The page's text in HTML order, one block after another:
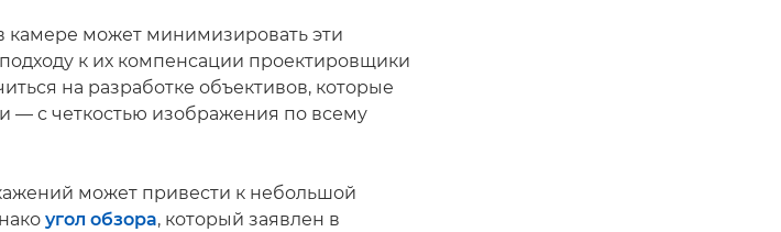
камере может минимизировать эти
к их компенсации проектировщики
на разработке объективов, которые
— с четкостью изображения по всему
может привести к небольшой
угол обзора, который заявлен в